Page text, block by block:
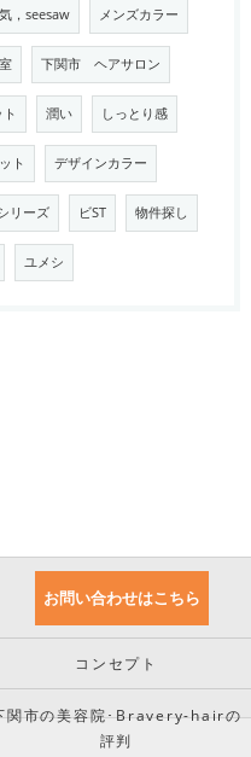
，seesaw メンズカラー
下関市 ヘアサロン
潤い しっとり感
ト デザインカラー
リーズ ビST 物件探し
ユメシ
お問い合わせはこちら
コンセプト
関市の美容院･Bravery-hairの
評判